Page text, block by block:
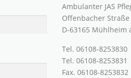
Ambulanter JAS
Offenbacher Straße
D-63165 Mühlheim
Tel. 06108-8253830
Tel. 06108-8253831
Fax. 06108-8253832